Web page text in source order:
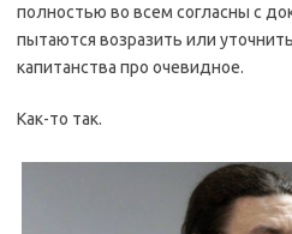
полностью во всем согласны с
пытаются возразить или
капитанства про очевидное.
Как-то так.